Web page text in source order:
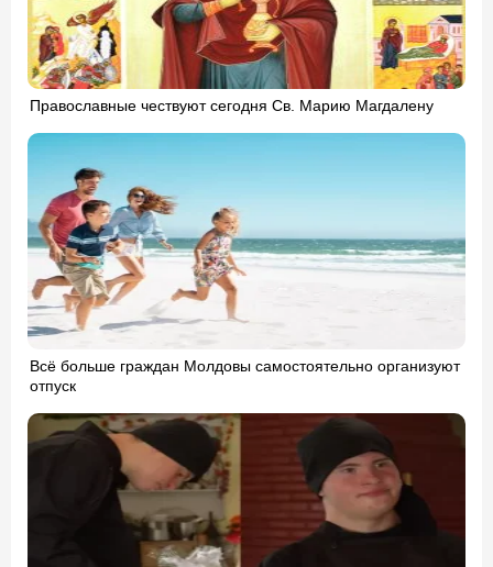
Православные чествуют сегодня Св. Марию Магдалену
Всё больше граждан Молдовы самостоятельно организуют
отпуск